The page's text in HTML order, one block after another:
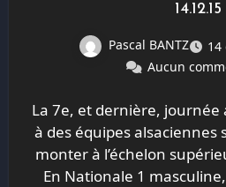
14.12.15
Pascal BANTZ
14
Aucun
La 7e, et dernière,
à des équipes alsaciennes
monter à l’échelon
En Nationale 1